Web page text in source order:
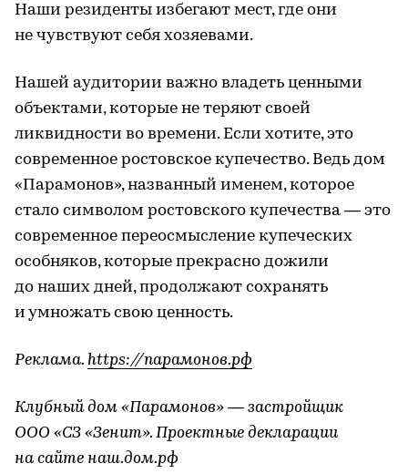
Наши резиденты избегают мест, где они
не чувствуют себя хозяевами.
Нашей аудитории важно владеть ценными
объектами, которые не теряют своей
ликвидности во времени. Если хотите, это
современное ростовское купечество. Ведь дом
«Парамонов», названный именем, которое
стало символом ростовского купечества — это
современное переосмысление купеческих
особняков, которые прекрасно дожили
до наших дней, продолжают сохранять
и умножать свою ценность.
Реклама. https://парамонов.рф
Клубный дом «Парамонов» — застройщик
ООО «СЗ «Зенит». Проектные декларации
на сайте наш.дом.рф